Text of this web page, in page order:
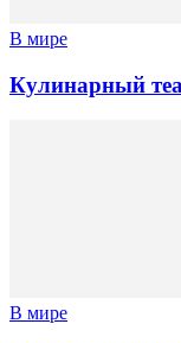
В мире
Кулинарный
В мире